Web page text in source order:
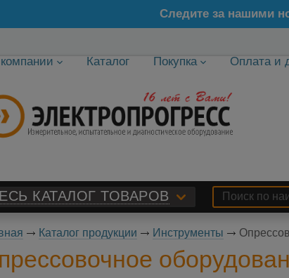
Следите за нашими
Каталог Покупка Оплата и
КАТАЛОГ ТОВАРОВ
Каталог продукции Инструменты